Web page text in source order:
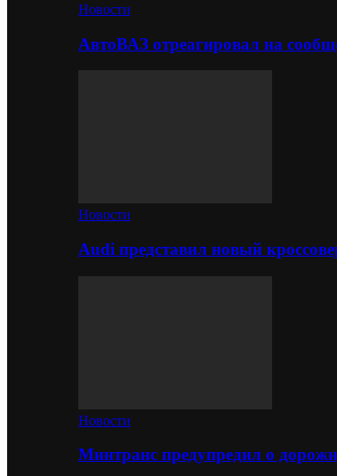
Новости
АвтоВАЗ отреагировал на
Новости
Audi представил новый
Новости
Минтранс предупредил о